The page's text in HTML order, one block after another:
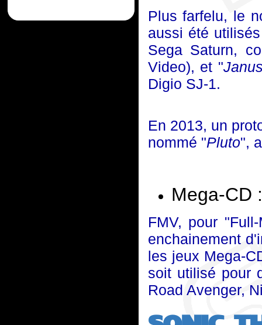
Plus farfelu, le
aussi été
Sega Saturn,
Video), et "
Digio SJ-1.
En 2013, un
nommé "Pluto",
Mega-CD
FMV, pour
enchainement
les jeux Mega-
soit utilisé pour
Road Avenger,